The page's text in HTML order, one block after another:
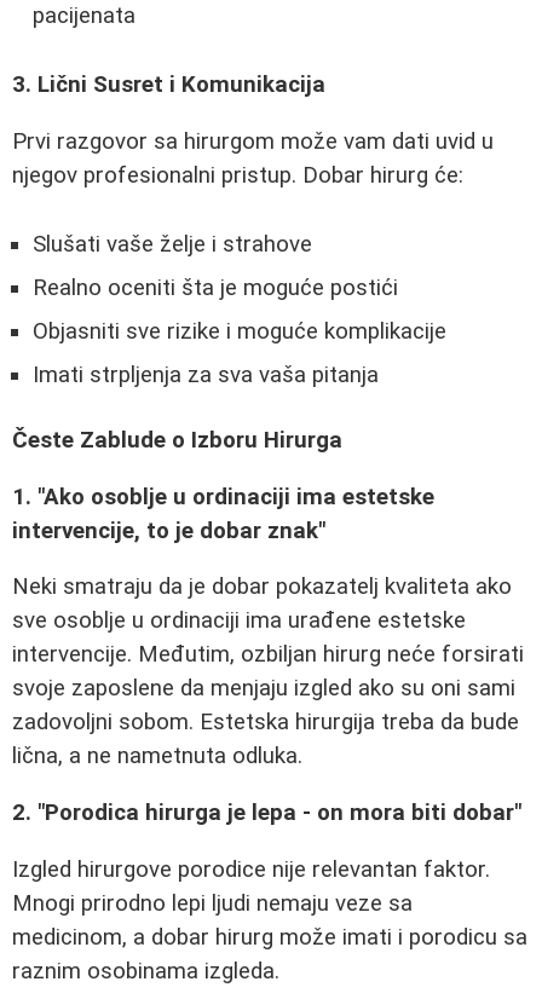
pacijenata
3. Lični Susret i Komunikacija
Prvi razgovor sa hirurgom može vam dati uvid u
njegov profesionalni pristup. Dobar hirurg će:
Slušati vaše želje i strahove
Realno oceniti šta je moguće postići
Objasniti sve rizike i moguće komplikacije
Imati strpljenja za sva vaša pitanja
Česte Zablude o Izboru Hirurga
1. "Ako osoblje u ordinaciji ima estetske
intervencije, to je dobar znak"
Neki smatraju da je dobar pokazatelj kvaliteta ako
sve osoblje u ordinaciji ima urađene estetske
intervencije. Međutim, ozbiljan hirurg neće forsirati
svoje zaposlene da menjaju izgled ako su oni sami
zadovoljni sobom. Estetska hirurgija treba da bude
lična, a ne nametnuta odluka.
2. "Porodica hirurga je lepa - on mora biti dobar"
Izgled hirurgove porodice nije relevantan faktor.
Mnogi prirodno lepi ljudi nemaju veze sa
medicinom, a dobar hirurg može imati i porodicu sa
raznim osobinama izgleda.